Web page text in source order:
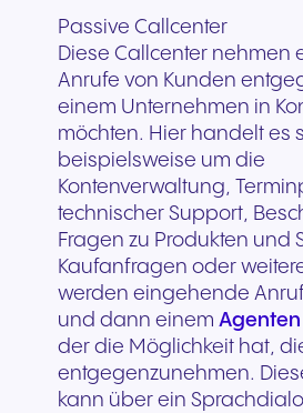
Passive Callcenter
Diese Callcenter nehmen
Anrufe von Kunden
einem Unternehmen in
möchten. Hier handelt es
beispielsweise um die
Kontenverwaltung,
technischer Support,
Fragen zu Produkten und
Kaufanfragen oder
werden eingehende
und dann einem Agenten
der die Möglichkeit hat,
entgegenzunehmen.
kann über ein